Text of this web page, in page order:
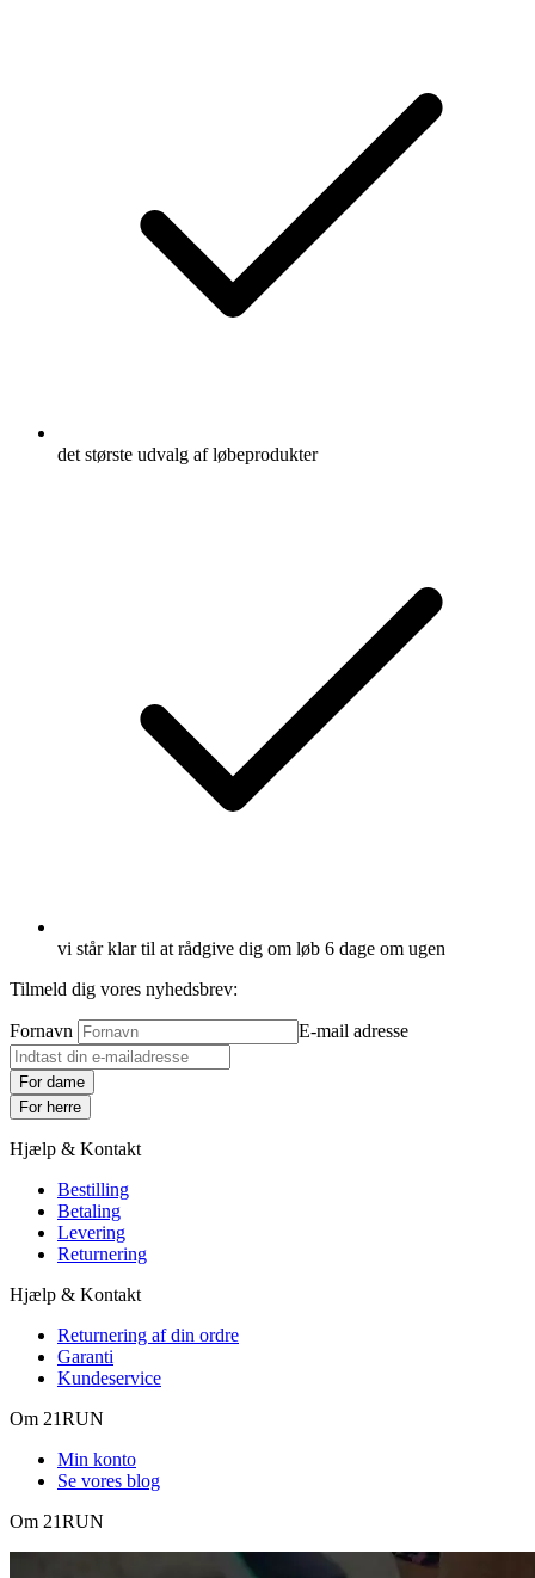
det største udvalg af løbeprodukter
vi står klar til at rådgive dig om løb 6 dage om ugen
Tilmeld dig vores nyhedsbrev:
Fornavn E-mail adresse
For dame
For herre
Hjælp & Kontakt
Bestilling
Betaling
Levering
Returnering
Hjælp & Kontakt
Returnering af din ordre
Garanti
Kundeservice
Om 21RUN
Min konto
Se vores blog
Om 21RUN